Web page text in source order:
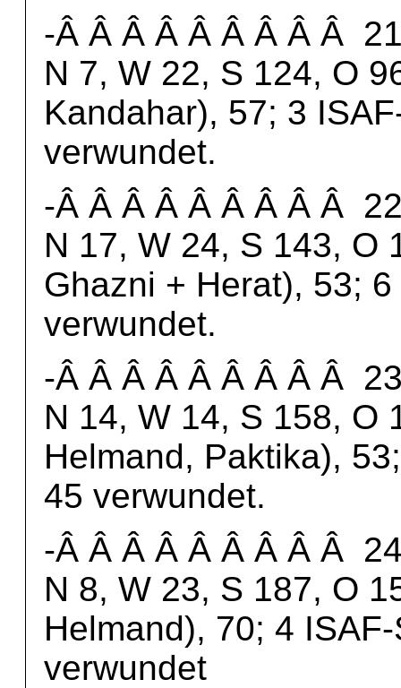
-Â Â Â Â Â Â Â Â Â
N 7, W 22, S 124, O
Kandahar), 57; 3
verwundet.
-Â Â Â Â Â Â Â Â Â
N 17, W 24, S 143, O
Ghazni + Herat), 53;
verwundet.
-Â Â Â Â Â Â Â Â Â
N 14, W 14, S 158, O
Helmand, Paktika),
45 verwundet.
-Â Â Â Â Â Â Â Â Â
N 8, W 23, S 187, O
Helmand), 70; 4
verwundet